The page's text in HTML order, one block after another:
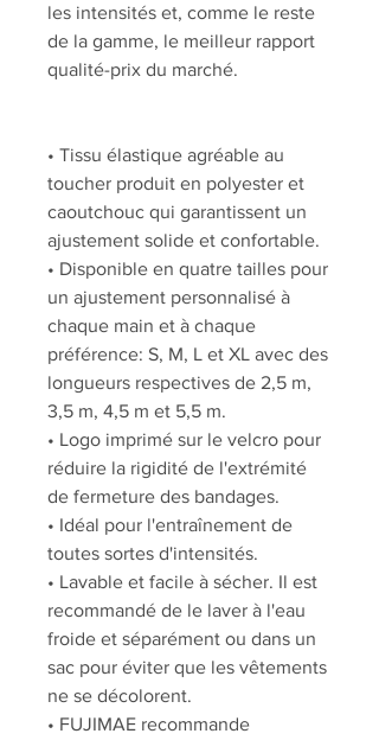
les intensités et, comme le reste
de la gamme, le meilleur rapport
qualité-prix du marché.
• Tissu élastique agréable au
toucher produit en polyester et
caoutchouc qui garantissent un
ajustement solide et confortable.
• Disponible en quatre tailles pour
un ajustement personnalisé à
chaque main et à chaque
préférence: S, M, L et XL avec des
longueurs respectives de 2,5 m,
3,5 m, 4,5 m et 5,5 m.
• Logo imprimé sur le velcro pour
réduire la rigidité de l'extrémité
de fermeture des bandages.
• Idéal pour l'entraînement de
toutes sortes d'intensités.
• Lavable et facile à sécher. Il est
recommandé de le laver à l'eau
froide et séparément ou dans un
sac pour éviter que les vêtements
ne se décolorent.
• FUJIMAE recommande